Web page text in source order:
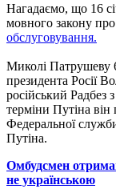
Нагадаємо, що 16
мовного закону про
обслуговування.
Миколі Патрушеву
президента Росії
російський Радбез
терміни Путіна він
Федеральної
Путіна.
Омбудсмен
не українською